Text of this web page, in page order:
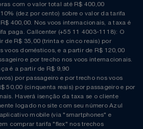
com o valor total até R$ 400,00
(dez por cento) sobre o valor da tarifa
400,00. Nos voos internacionais, a taxa é
paga. Callcenter (+55 11 4003-1118): O
de R$ 35,00 (trinta e cinco reais) por
voos domésticos, e a partir de R$ 120,00
e por trecho nos voos internacionais.
é a partir de R$ 9,90
por passageiro e por trecho nos voos
50,00 (cinquenta reais) por passageiro e por
Haverá isenção da taxa se o cliente
logado no site com seu número Azul
mobile (via "smartphones" e
comprar tarifa "flex" nos trechos